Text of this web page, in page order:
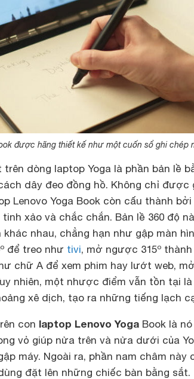
được hãng thiết kế như một cuốn sổ ghi chép
dòng laptop Yoga là phần bản lề
dây đeo đồng hồ. Không chỉ được
Lenovo Yoga Book còn cấu thành
xảo và chắc chắn. Bản lề 360 độ
nhau, chẳng hạn như gập màn
để treo như tivi, mở ngược 315º
chữ A để xem phim hay lướt web,
nhiên, một nhược điểm vẫn tồn tại là
xê dịch, tạo ra những tiếng lạch
con laptop Lenovo Yoga Book là
vỏ giúp nửa trên và nửa dưới của
máy. Ngoài ra, phần nam châm này
đặt lên những chiếc bàn bằng sắt.